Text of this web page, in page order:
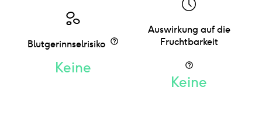
Blutgerinnselrisiko
Keine
Auswirkung auf die
Fruchtbarkeit
Keine